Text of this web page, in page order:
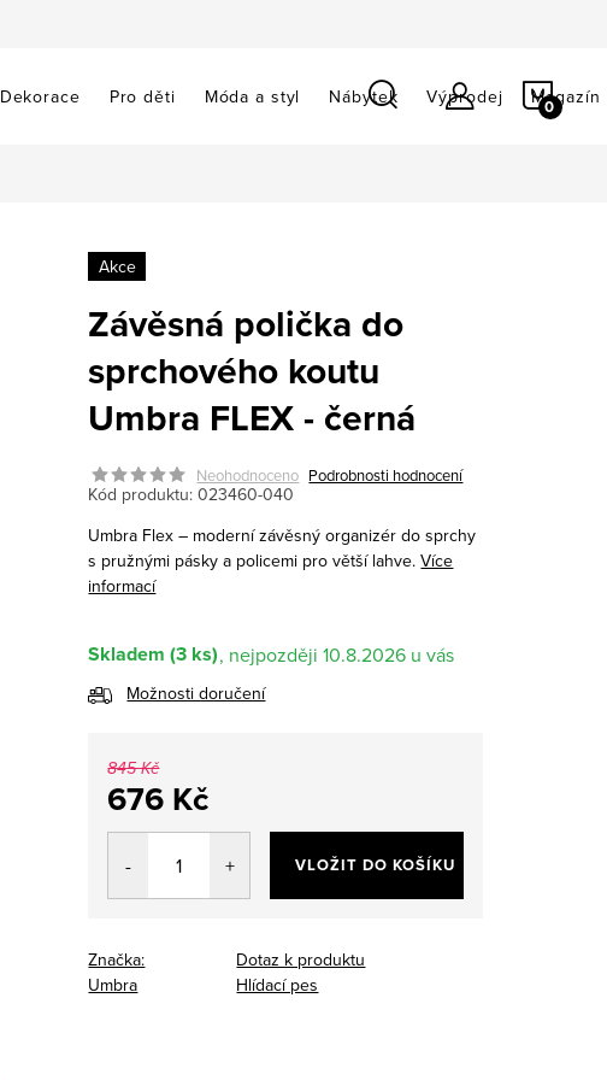
Dekorace Pro děti Móda a styl Nábytek Výprodej Magazín
Akce
Závěsná polička do
sprchového koutu
Umbra FLEX - černá
Neohodnoceno Podrobnosti hodnocení
Kód produktu: 023460-040
Umbra Flex – moderní závěsný organizér do sprchy
s pružnými pásky a policemi pro větší lahve.Více
informací
Skladem (3 ks) 10.8.2026
Možnosti doručení
845 Kč
676 Kč
Měrná
VLOŽIT DO KOŠÍKU
Značka:
Umbra
Dotaz k produktu
Hlídací pes